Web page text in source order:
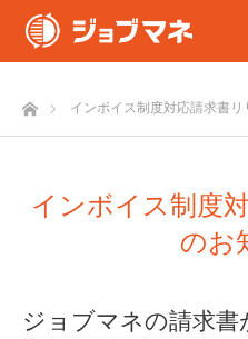
ホームインボイス制度対応請求書リ
インボイス制度
のお
ジョブマネの請求